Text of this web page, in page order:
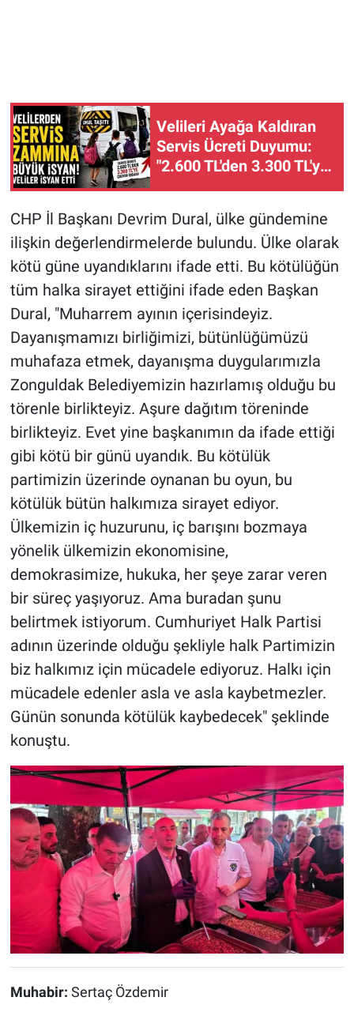
Velileri Ayağa Kaldıran
Servis Ücreti Duyumu:
"2.600 TL'den 3.300 TL'ye
CHP İl Başkanı Devrim Dural, ülke gündemine
ilişkin değerlendirmelerde bulundu. Ülke olarak
kötü güne uyandıklarını ifade etti. Bu kötülüğün
tüm halka sirayet ettiğini ifade eden Başkan
Dural, "Muharrem ayının içerisindeyiz.
Dayanışmamızı birliğimizi, bütünlüğümüzü
muhafaza etmek, dayanışma duygularımızla
Zonguldak Belediyemizin hazırlamış olduğu bu
törenle birlikteyiz. Aşure dağıtım töreninde
birlikteyiz. Evet yine başkanımın da ifade ettiği
gibi kötü bir günü uyandık. Bu kötülük
partimizin üzerinde oynanan bu oyun, bu
kötülük bütün halkımıza sirayet ediyor.
Ülkemizin iç huzurunu, iç barışını bozmaya
yönelik ülkemizin ekonomisine,
demokrasimize, hukuka, her şeye zarar veren
bir süreç yaşıyoruz. Ama buradan şunu
belirtmek istiyorum. Cumhuriyet Halk Partisi
adının üzerinde olduğu şekliyle halk Partimizin
biz halkımız için mücadele ediyoruz. Halkı için
mücadele edenler asla ve asla kaybetmezler.
Günün sonunda kötülük kaybedecek" şeklinde
konuştu.
Muhabir: Sertaç Özdemir